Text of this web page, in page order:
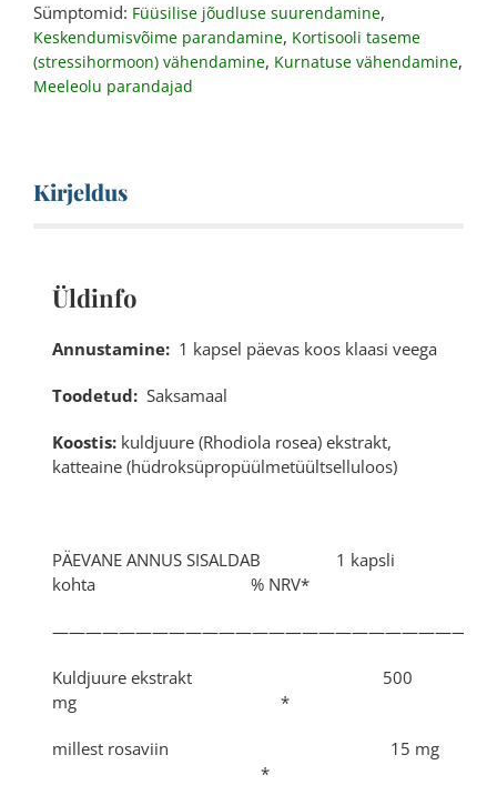
Sümptomid: Füüsilise jõudluse suurendamine,
Keskendumisvõime parandamine, Kortisooli taseme
(stressihormoon) vähendamine, Kurnatuse vähendamine,
Meeleolu parandajad
Kirjeldus
Üldinfo
Annustamine:1 kapsel päevas koos klaasi veega
Toodetud: Saksamaal
Koostis:kuldjuure (Rhodiola rosea) ekstrakt,
katteaine (hüdroksüpropüülmetüültselluloos)
PÄEVANE ANNUS SISALDAB 1 kapsli
kohta % NRV*
Kuldjuure ekstrakt 500
mg *
millest rosaviin 15 mg
*